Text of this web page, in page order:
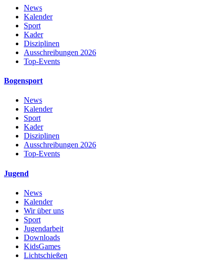
News
Kalender
Sport
Kader
Disziplinen
Ausschreibungen 2026
Top-Events
Bogensport
News
Kalender
Sport
Kader
Disziplinen
Ausschreibungen 2026
Top-Events
Jugend
News
Kalender
Wir über uns
Sport
Jugendarbeit
Downloads
KidsGames
Lichtschießen